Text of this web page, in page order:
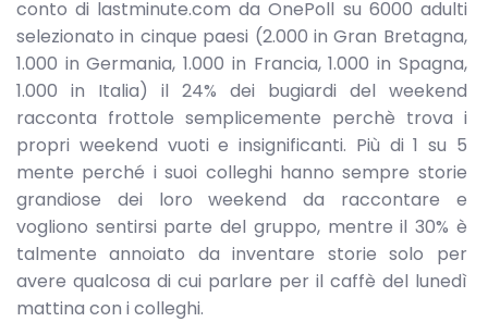
conto di lastminute.com da OnePoll su 6000 adulti
selezionato in cinque paesi (2.000 in Gran Bretagna,
1.000 in Germania, 1.000 in Francia, 1.000 in Spagna,
1.000 in Italia) il 24% dei bugiardi del weekend
racconta frottole semplicemente perchè trova i
propri weekend vuoti e insignificanti. Più di 1 su 5
mente perché i suoi colleghi hanno sempre storie
grandiose dei loro weekend da raccontare e
vogliono sentirsi parte del gruppo, mentre il 30% è
talmente annoiato da inventare storie solo per
avere qualcosa di cui parlare per il caffè del lunedì
mattina con i colleghi.